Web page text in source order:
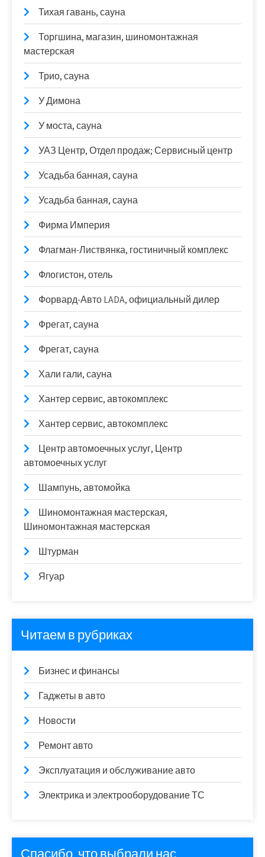
Тихая гавань, сауна
Торгшина, магазин, шиномонтажная
мастерская
Трио, сауна
У Димона
У моста, сауна
УАЗ Центр, Отдел продаж; Сервисный центр
Усадьба банная, сауна
Усадьба банная, сауна
Фирма Империя
Флагман-Листвянка, гостиничный комплекс
Флогистон, отель
Форвард-Авто LADA, официальный дилер
Фрегат, сауна
Фрегат, сауна
Хали гали, сауна
Хантер сервис, автокомплекс
Хантер сервис, автокомплекс
Центр автомоечных услуг, Центр
автомоечных услуг
Шампунь, автомойка
Шиномонтажная мастерская,
Шиномонтажная мастерская
Штурман
Ягуар
Читаем в рубриках
Бизнес и финансы
Гаджеты в авто
Новости
Ремонт авто
Эксплуатация и обслуживание авто
Электрика и электрооборудование ТС
Спасибо, что выбрали нас